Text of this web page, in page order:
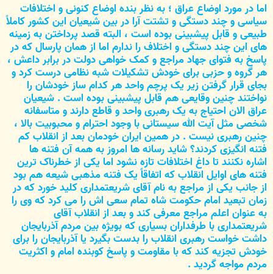
اما در مورد اوضاع عراق ؛ به نظر بنده اوضاع کنونی و اختلافات
سیاسی و چند دستگی و تشتت آرا در بین شیعیان این کشور کاملاً
طبیعی و قابل پیشبینی بوده است ، البته قصد پرداختن به زمینه
های این چند دستگی و اختلاف را ندارم اما از همان پارسال که در
پاسخ به فتوای جهاد مراجع و کمک خواهی دولت در برابر داعش ،
هر گروه و حزبی برای خودش تشکیلات شبه نظامی درست کرد و
بجای قرار گرفتن زیر یک پرچم واحد هر کدام ساز خودشان را
نواختند چنین وقایعی هم قابل پیشبینی بوده است . شیعیان
عراق الان احتیاج به یک رهبری واحد و قاطع دارند و متاسفانه
شخصی مثل آیت الله سیستانی با وجود احترام و محبوبیت بالا ،
چنین رهبری نیست . در همین ایران خودمان بعد از انقلاب کم
فتنه انگیزی کردند؟ شاید رسانه ها امروز به همه آن فتنه ها
اشاره نکنند تا داغ اختلافات تازه نشود اما یکی از خطرناک ترین
فتنه های اوایل انقلاب که اتفاقاً یک فتنه مذهبی شیعه هم بود
از جانب یکی از مراجع به نام آقای شریعتمداری کلید خورد که در
زمان تبعید امام حکومت شاه تمام سعی اش را می کرد که وی را
به عنوان اعلم مراجع معرفی کند و بعد از انقلاب آقای
شریعتمداری با طرفداران بسیاری که بویژه بین مردم آذربایجان
داشت خواست رهبری انقلاب را بدست بگیرد یا آذربایجان را برای
خودش تجزیه کند که با مقاومت و پاسخ کوبنده امام و اکثریت
مردم مواجه گردید .